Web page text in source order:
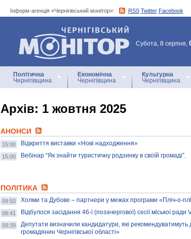
Інформ-агенція «Чернігівський монітор»: RSS Twitter Facebook
Інформ-агенція
«Чернігівський монітор»
Субота, 8 серпня,
Політична
Чернігівщина
Економічна
Чернігівщина
Культурна
Чернігівщина
Архiв: 1 жовтня 2025
АНОНСИ
15:00 Відкриття виставки «Нові надходження»
15:00 Вебінар “Як знайти туристичну родзинку в своїй громаді”.
ПОЛІТИКА
09:50 Холми та Дубове – партнери у межах програми «Пліч-о-
08:41 Відбулося засідання 46-ї (позачергової) сесії міської ради
09:39
Депутати визначили кандидатури, які
громадянин Чернігівської області»